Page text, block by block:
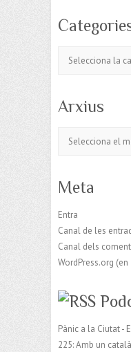
Arxius
Meta
Entra
Canal de les
Canal dels
WordPress.org
Pànic a la Ciutat -
225: Amb un